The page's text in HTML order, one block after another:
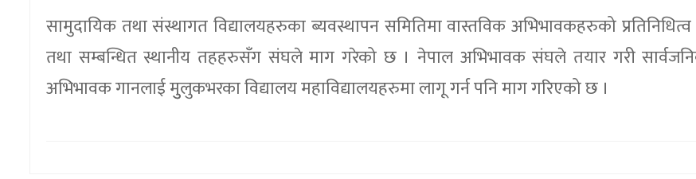
सामुदायिक तथा संस्थागत विद्यालयहरुका ब्यवस्थापन समितिमा वास्तविक अभिभावकहरुको प्रतिनिधित्व
तथा सम्बन्धित स्थानीय तहहरुसँग संघले माग गरेको छ । नेपाल अभिभावक संघले तयार गरी
अभिभावक गानलाई मुुलुकभरका विद्यालय महाविद्यालयहरुमा लागू गर्न पनि माग गरिएको छ ।